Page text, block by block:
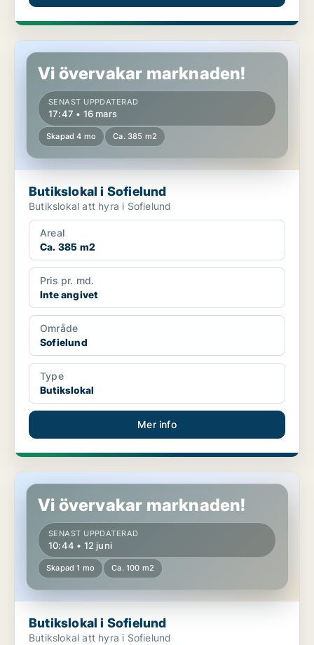
Butikslokal i Sofielund
Vi övervakar marknaden!
SENAST UPPDATERAD
17:47 • 16 mars
Skapad 4 mo Ca. 385 m2
Butikslokal i Sofielund
Butikslokal att hyra i Sofielund
Areal
Ca. 385 m2
Pris pr. md.
Inte angivet
Område
Sofielund
Type
Butikslokal
Mer info
Butikslokal i Sofielund
Vi övervakar marknaden!
SENAST UPPDATERAD
10:44 • 12 juni
Skapad 1 mo Ca. 100 m2
Butikslokal i Sofielund
Butikslokal att hyra i Sofielund